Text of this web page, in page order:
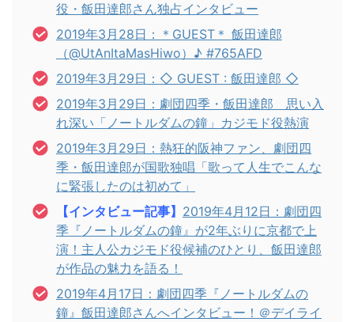
役・飯田達郎さん独占インタビュー
2019年3月28日：＊GUEST＊ 飯田達郎
（@UtAnItaMasHiwo）♪ #765AFD
2019年3月29日：◇ GUEST : 飯田達郎 ◇
2019年3月29日：劇団四季・飯田達郎 思い入
れ深い「ノートルダムの鐘」カジモド役熱演
2019年3月29日：熱狂的阪神ファン、劇団四
季・飯田達郎が国歌独唱「歌って人生でこんな
に緊張したのは初めて」
【インタビュー記事】 2019年4月12日：劇団四
季『ノートルダムの鐘』が2年ぶりに京都で上
演！主人公カジモド役候補のひとり、飯田達郎
が作品の魅力を語る！
2019年4月17日：劇団四季『ノートルダムの
鐘』飯田達郎さんへインタビュー！＠デイライ